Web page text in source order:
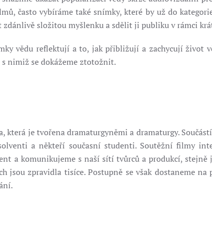
často vybíráme také snímky, které by už do
složitou myšlenku a sdělit ji publiku v rámci
vědu reflektují a to, jak přibližují a zachycují život
nimiž se dokážeme ztotožnit.
která je tvořena dramaturgyněmi a dramaturgy.
a někteří současní studenti. Soutěžní filmy
a komunikujeme s naší sítí tvůrců a produkcí,
zpravidla tisíce. Postupně se však dostaneme na